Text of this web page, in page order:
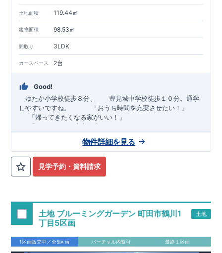
土地面積 119.44㎡
建物面積 98.53㎡
間取り 3LDK
カースペース 2台
Good!
ゆたか小学校徒歩８分、 豊見城中学校徒歩１０分。通学
しやすいですね。
「おうち時間を充実させたい！」
「帰ってきたくなる家がいい！」
「おしゃれなら建売住宅もありかも！」
TEL:098-860-2201（火・水曜日定休日、年末年始休み）
■オプションではありません！全棟標準搭載
ム・ガス衣類乾燥機・食洗器・宅配ボックス・玄関電子キー・
成材にヒノキを使用しております！
■長期優良住宅もっと詳しく
「いい家を作って、きちんと手
7つの厳しい技術基準をクリアした物件だけが認定を受けられる
長期優良住宅。
長期優良住宅として認定を受けるためには、国が定めた下記7つ
見学予約・資料請求
物件詳細を見る
土地 ブルーミングガーデン 町田市鶴川1
丁目5区画
土地
1区画販売中／全5区画 バーチャル内覧可 最終１区画